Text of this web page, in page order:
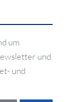
um
und
und